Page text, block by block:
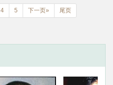
4 5 下一页» 尾页